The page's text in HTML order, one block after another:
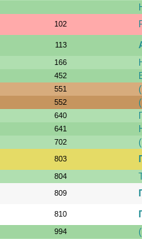
102
113
166
452
551
552
640
641
702
803
804
809
810
994